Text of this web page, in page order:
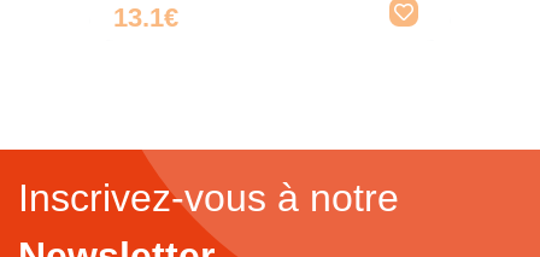
13.1€
Inscrivez-vous à notre